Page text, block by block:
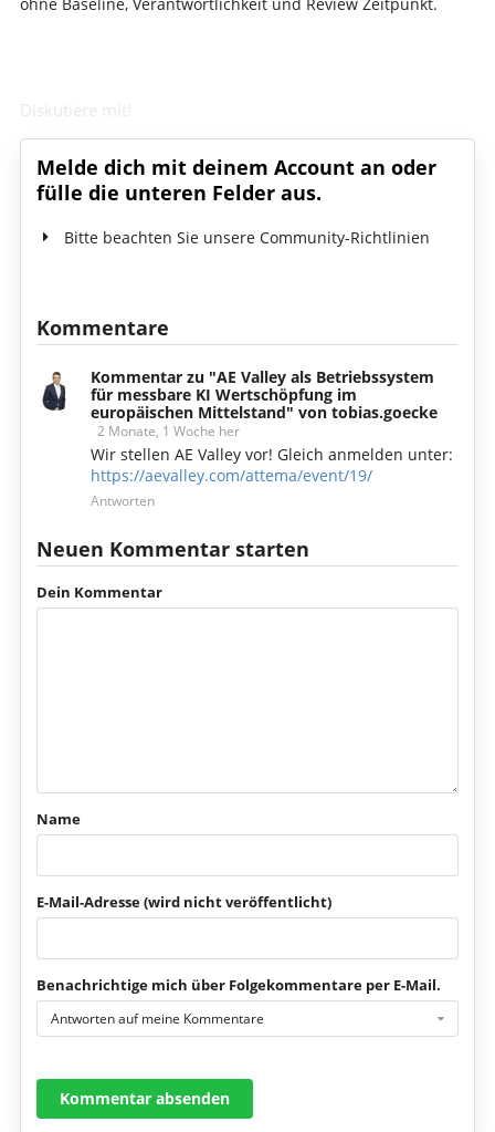
Melde dich mit deinem Account an oder
fülle die unteren Felder aus.
Bitte beachten Sie unsere Community-Richtlinien
Kommentare
Kommentar zu "AE Valley als Betriebssystem
für messbare KI Wertschöpfung im
europäischen Mittelstand" von tobias.goecke
2 Monate, 1 Woche her
Wir stellen AE Valley vor! Gleich anmelden unter:
https://aevalley.com/attema/event/19/
Antworten
Neuen Kommentar starten
Dein Kommentar
Name
E-Mail-Adresse (wird nicht veröffentlicht)
Benachrichtige mich über Folgekommentare per E-Mail.
Antworten auf meine Kommentare
Kommentar absenden